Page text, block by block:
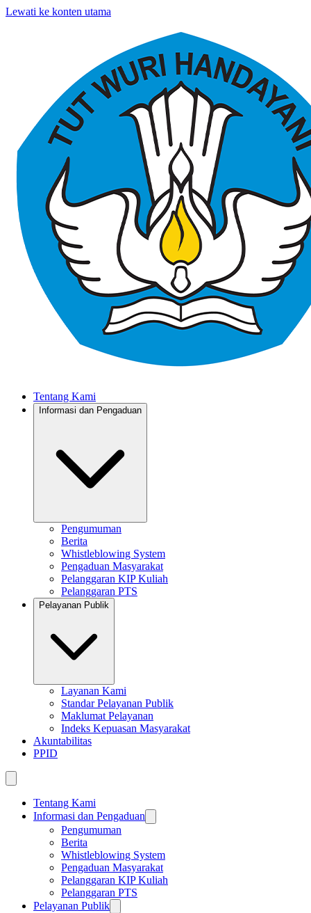
Lewati ke konten utama
Tentang Kami
Informasi dan Pengaduan
Pengumuman
Berita
Whistleblowing System
Pengaduan Masyarakat
Pelanggaran KIP Kuliah
Pelanggaran PTS
Pelayanan Publik
Layanan Kami
Standar Pelayanan Publik
Maklumat Pelayanan
Indeks Kepuasan Masyarakat
Akuntabilitas
PPID
Tentang Kami
Informasi dan Pengaduan
Pengumuman
Berita
Whistleblowing System
Pengaduan Masyarakat
Pelanggaran KIP Kuliah
Pelanggaran PTS
Pelayanan Publik